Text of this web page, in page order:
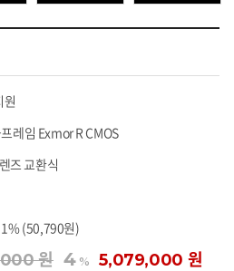
원
레임 Exmor R CMOS
즈 교환식
1% (50,790원)
원 4% 5,079,000 원